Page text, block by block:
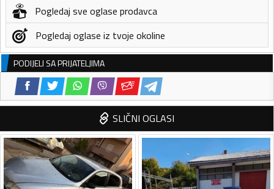
Pogledaj sve oglase prodavca
Pogledaj oglase iz tvoje okoline
PODIJELI SA PRIJATELJIMA
SLIČNI OGLASI